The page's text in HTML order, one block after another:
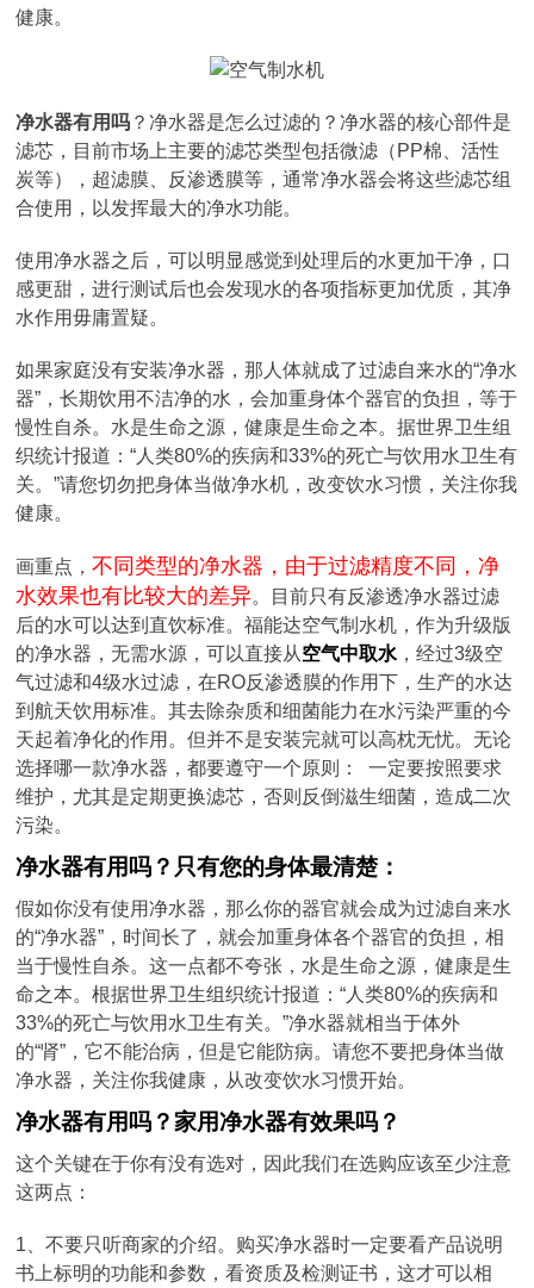
健康。
净水器有用吗 ？净水器是怎么过滤的？净水器的核心部件是
滤芯，目前市场上主要的滤芯类型包括微滤（PP棉、活性
炭等），超滤膜、反渗透膜等，通常净水器会将这些滤芯组
合使用，以发挥最大的净水功能。
使用净水器之后，可以明显感觉到处理后的水更加干净，口
感更甜，进行测试后也会发现水的各项指标更加优质，其净
水作用毋庸置疑。
如果家庭没有安装净水器，那人体就成了过滤自来水的“净水
器”，长期饮用不洁净的水，会加重身体个器官的负担，等于
慢性自杀。水是生命之源，健康是生命之本。据世界卫生组
织统计报道：“人类80%的疾病和33%的死亡与饮用水卫生有
关。”请您切勿把身体当做净水机，改变饮水习惯，关注你我
健康。
画重点，不同类型的净水器，由于过滤精度不同，净
水效果也有比较大的差异。目前只有反渗透净水器过滤
后的水可以达到直饮标准。福能达空气制水机，作为升级版
的净水器，无需水源，可以直接从空气中取水 ，经过3级空
气过滤和4级水过滤，在RO反渗透膜的作用下，生产的水达
到航天饮用标准。其去除杂质和细菌能力在水污染严重的今
天起着净化的作用。但并不是安装完就可以高枕无忧。无论
选择哪一款净水器，都要遵守一个原则： 一定要按照要求
维护，尤其是定期更换滤芯，否则反倒滋生细菌，造成二次
污染。
净水器有用吗？只有您的身体最清楚：
假如你没有使用净水器，那么你的器官就会成为过滤自来水
的“净水器”，时间长了，就会加重身体各个器官的负担，相
当于慢性自杀。这一点都不夸张，水是生命之源，健康是生
命之本。根据世界卫生组织统计报道：“人类80%的疾病和
33%的死亡与饮用水卫生有关。”净水器就相当于体外
的“肾”，它不能治病，但是它能防病。请您不要把身体当做
净水器，关注你我健康，从改变饮水习惯开始。
净水器有用吗？家用净水器有效果吗？
这个关键在于你有没有选对，因此我们在选购应该至少注意
这两点：
1、不要只听商家的介绍。购买净水器时一定要看产品说明
书上标明的功能和参数，看资质及检测证书，这才可以相